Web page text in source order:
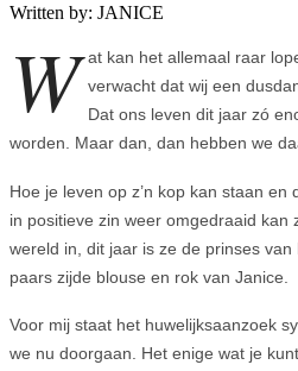
Written by: JANICE
W at kan het allemaal raar
verwacht dat wij een
Dat ons leven dit jaar zó
worden. Maar dan, dan hebben we
Hoe je leven op z’n kop kan staan
in positieve zin weer omgedraaid kan
wereld in, dit jaar is ze de prinses
paars zijde blouse en rok van Janice.
Voor mij staat het huwelijksaanzoek
we nu doorgaan. Het enige wat je